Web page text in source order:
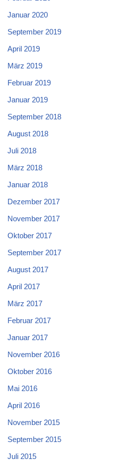
Januar 2020
September 2019
April 2019
März 2019
Februar 2019
Januar 2019
September 2018
August 2018
Juli 2018
März 2018
Januar 2018
Dezember 2017
November 2017
Oktober 2017
September 2017
August 2017
April 2017
März 2017
Februar 2017
Januar 2017
November 2016
Oktober 2016
Mai 2016
April 2016
November 2015
September 2015
Juli 2015